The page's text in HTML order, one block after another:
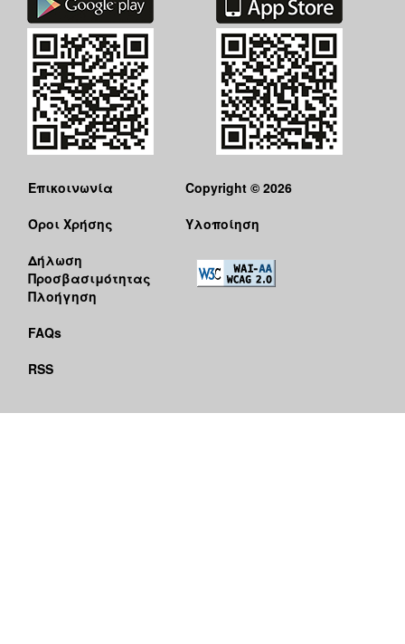
Επικοινωνία
Όροι Χρήσης
Δήλωση
Προσβασιμότητας
Πλοήγηση
FAQs
RSS
Copyright © 2026
Υλοποίηση